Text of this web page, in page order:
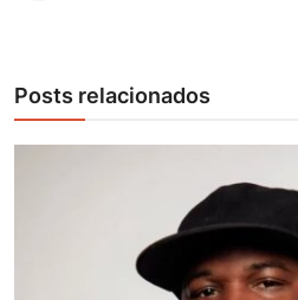
Posts relacionados